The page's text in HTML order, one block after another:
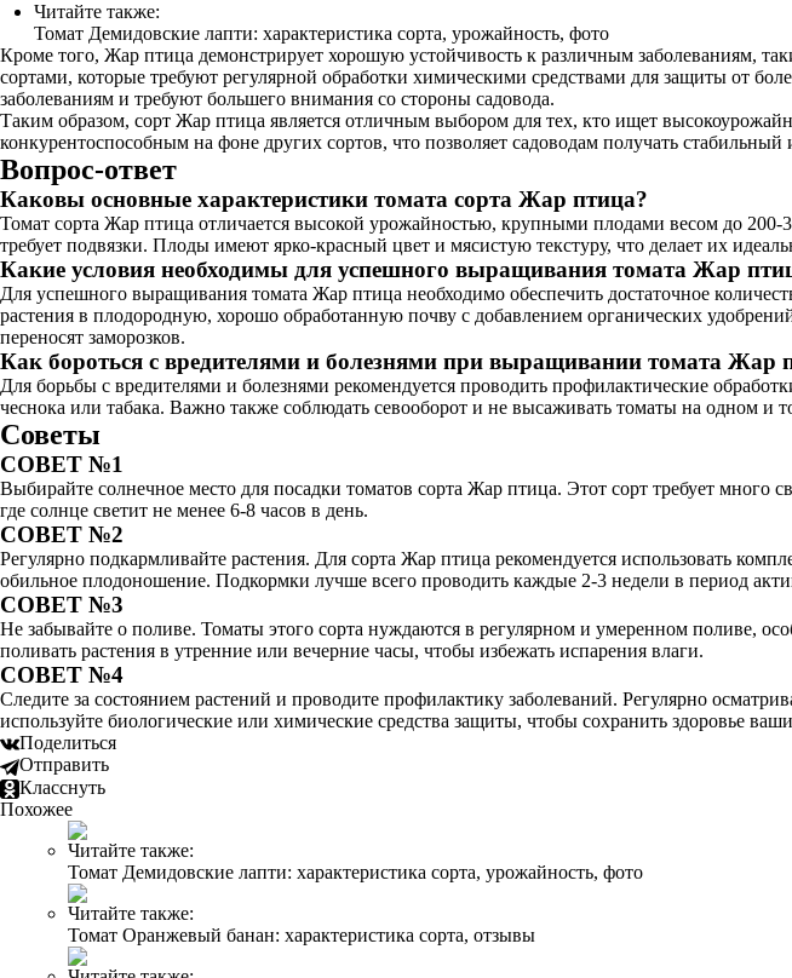
Читайте также:
Томат Демидовские лапти: характеристика сорта, урожайность, фото
Кроме того, Жар птица демонстрирует хорошую устойчивость к различным заболеваниям,
сортами, которые требуют регулярной обработки химическими средствами для защиты от
заболеваниям и требуют большего внимания со стороны садовода.
Таким образом, сорт Жар птица является отличным выбором для тех, кто ищет
конкурентоспособным на фоне других сортов, что позволяет садоводам получать
Вопрос-ответ
Каковы основные характеристики томата сорта Жар птица?
Томат сорта Жар птица отличается высокой урожайностью, крупными плодами весом до
требует подвязки. Плоды имеют ярко-красный цвет и мясистую текстуру, что делает их
Какие условия необходимы для успешного выращивания томата Жар
Для успешного выращивания томата Жар птица необходимо обеспечить достаточное
растения в плодородную, хорошо обработанную почву с добавлением органических
переносят заморозков.
Как бороться с вредителями и болезнями при выращивании томата Жар
Для борьбы с вредителями и болезнями рекомендуется проводить профилактические
чеснока или табака. Важно также соблюдать севооборот и не высаживать томаты на одном и
Советы
СОВЕТ №1
Выбирайте солнечное место для посадки томатов сорта Жар птица. Этот сорт требует много
где солнце светит не менее 6-8 часов в день.
СОВЕТ №2
Регулярно подкармливайте растения. Для сорта Жар птица рекомендуется использовать
обильное плодоношение. Подкормки лучше всего проводить каждые 2-3 недели в период
СОВЕТ №3
Не забывайте о поливе. Томаты этого сорта нуждаются в регулярном и умеренном поливе,
поливать растения в утренние или вечерние часы, чтобы избежать испарения влаги.
СОВЕТ №4
Следите за состоянием растений и проводите профилактику заболеваний. Регулярно
используйте биологические или химические средства защиты, чтобы сохранить здоровье
Поделиться
Отправить
Класснуть
Похожее
Читайте также:
Томат Демидовские лапти: характеристика сорта, урожайность, фото
Читайте также:
Томат Оранжевый банан: характеристика сорта, отзывы